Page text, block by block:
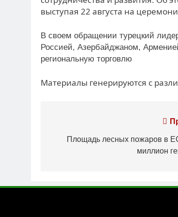
выступая 22 августа на
В своем обращении турецкий
Россией, Азербайджаном,
региональную торговлю
Материалы генерируются с
Площадь лесных пожаров в
миллион